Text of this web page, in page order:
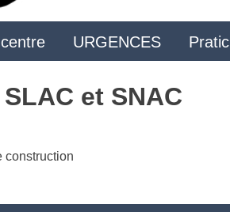
URGENCES
et SNAC
construction